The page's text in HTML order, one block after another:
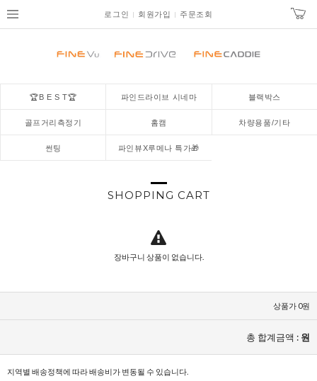
로그인 회원가입 주문조회
🏆B E S T🏆 파인드라이브 시네마 블랙박스
골프거리측정기 홈캠 차량용품/기타
썬팅 파인뷰X루메나 특가🎁
SHOPPING CART
장바구니 상품이 없습니다.
상품가 0원
총 합계금액 : 원
지역별 배송정책에 따라 배송비가 변동될 수 있습니다.